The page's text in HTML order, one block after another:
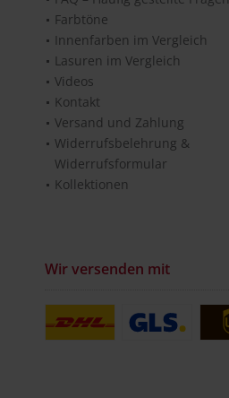
Farbtöne
Innenfarben im Vergleich
Lasuren im Vergleich
Videos
Kontakt
Versand und Zahlung
Widerrufsbelehrung &
Widerrufsformular
Kollektionen
Wir versenden mit